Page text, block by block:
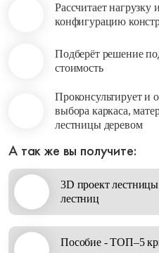
Рассчитает
конфигурацию
Подберёт решение
стоимость
Проконсультирует и
выбора каркаса,
лестницы деревом
А так же вы получите:
3D проект
лестниц
Пособие - ТОП–5